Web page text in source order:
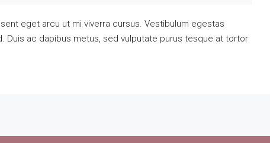
eget arcu ut mi viverra cursus. Vestibulum egestas
Duis ac dapibus metus, sed vulputate purus tesque at tortor